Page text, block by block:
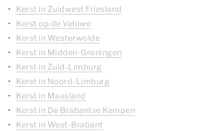
Kerst in Zuidwest Friesland
Kerst op de Veluwe
Kerst in Westerwolde
Kerst in Midden-Groningen
Kerst in Zuid-Limburg
Kerst in Noord-Limburg
Kerst in Maasland
Kerst in De Brabantse Kempen
Kerst in West-Brabant